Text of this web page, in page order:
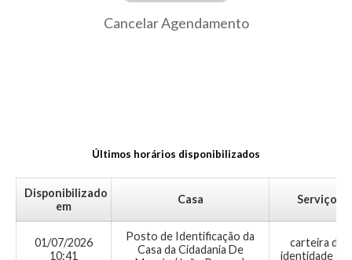
Cancelar Agendamento
Últimos horários disponibilizados
Disponibilizado
em
Casa Serviço
01/07/2026
10:41
Posto de Identificação da
Casa da Cidadania De
carteira de
identidade